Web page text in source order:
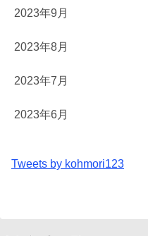
2023年9月
2023年8月
2023年7月
2023年6月
Tweets by kohmori123